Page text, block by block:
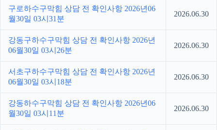
구로하수구막힘 상담 전 확인사항 2026년06
월30일 03시31분
2026.06.30
강동구하수구막힘 상담 전 확인사항 2026년
06월30일 03시26분
2026.06.30
서초구하수구막힘 상담 전 확인사항 2026년
06월30일 03시18분
2026.06.30
강동하수구막힘 상담 전 확인사항 2026년06
월30일 03시11분
2026.06.30